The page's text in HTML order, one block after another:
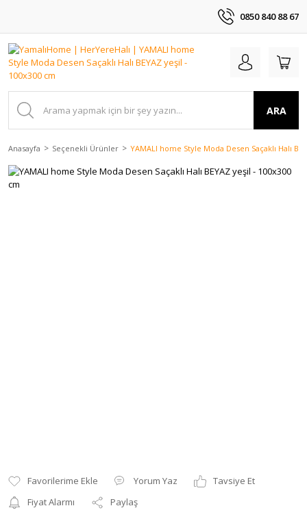
0850 840 88 67
ARA
Anasayfa Seçenekli Ürünler YAMALI home Style Moda Desen Saçaklı Halı
Yorum Yaz
Tavsiye Et
Fiyat Alarmı
Paylaş